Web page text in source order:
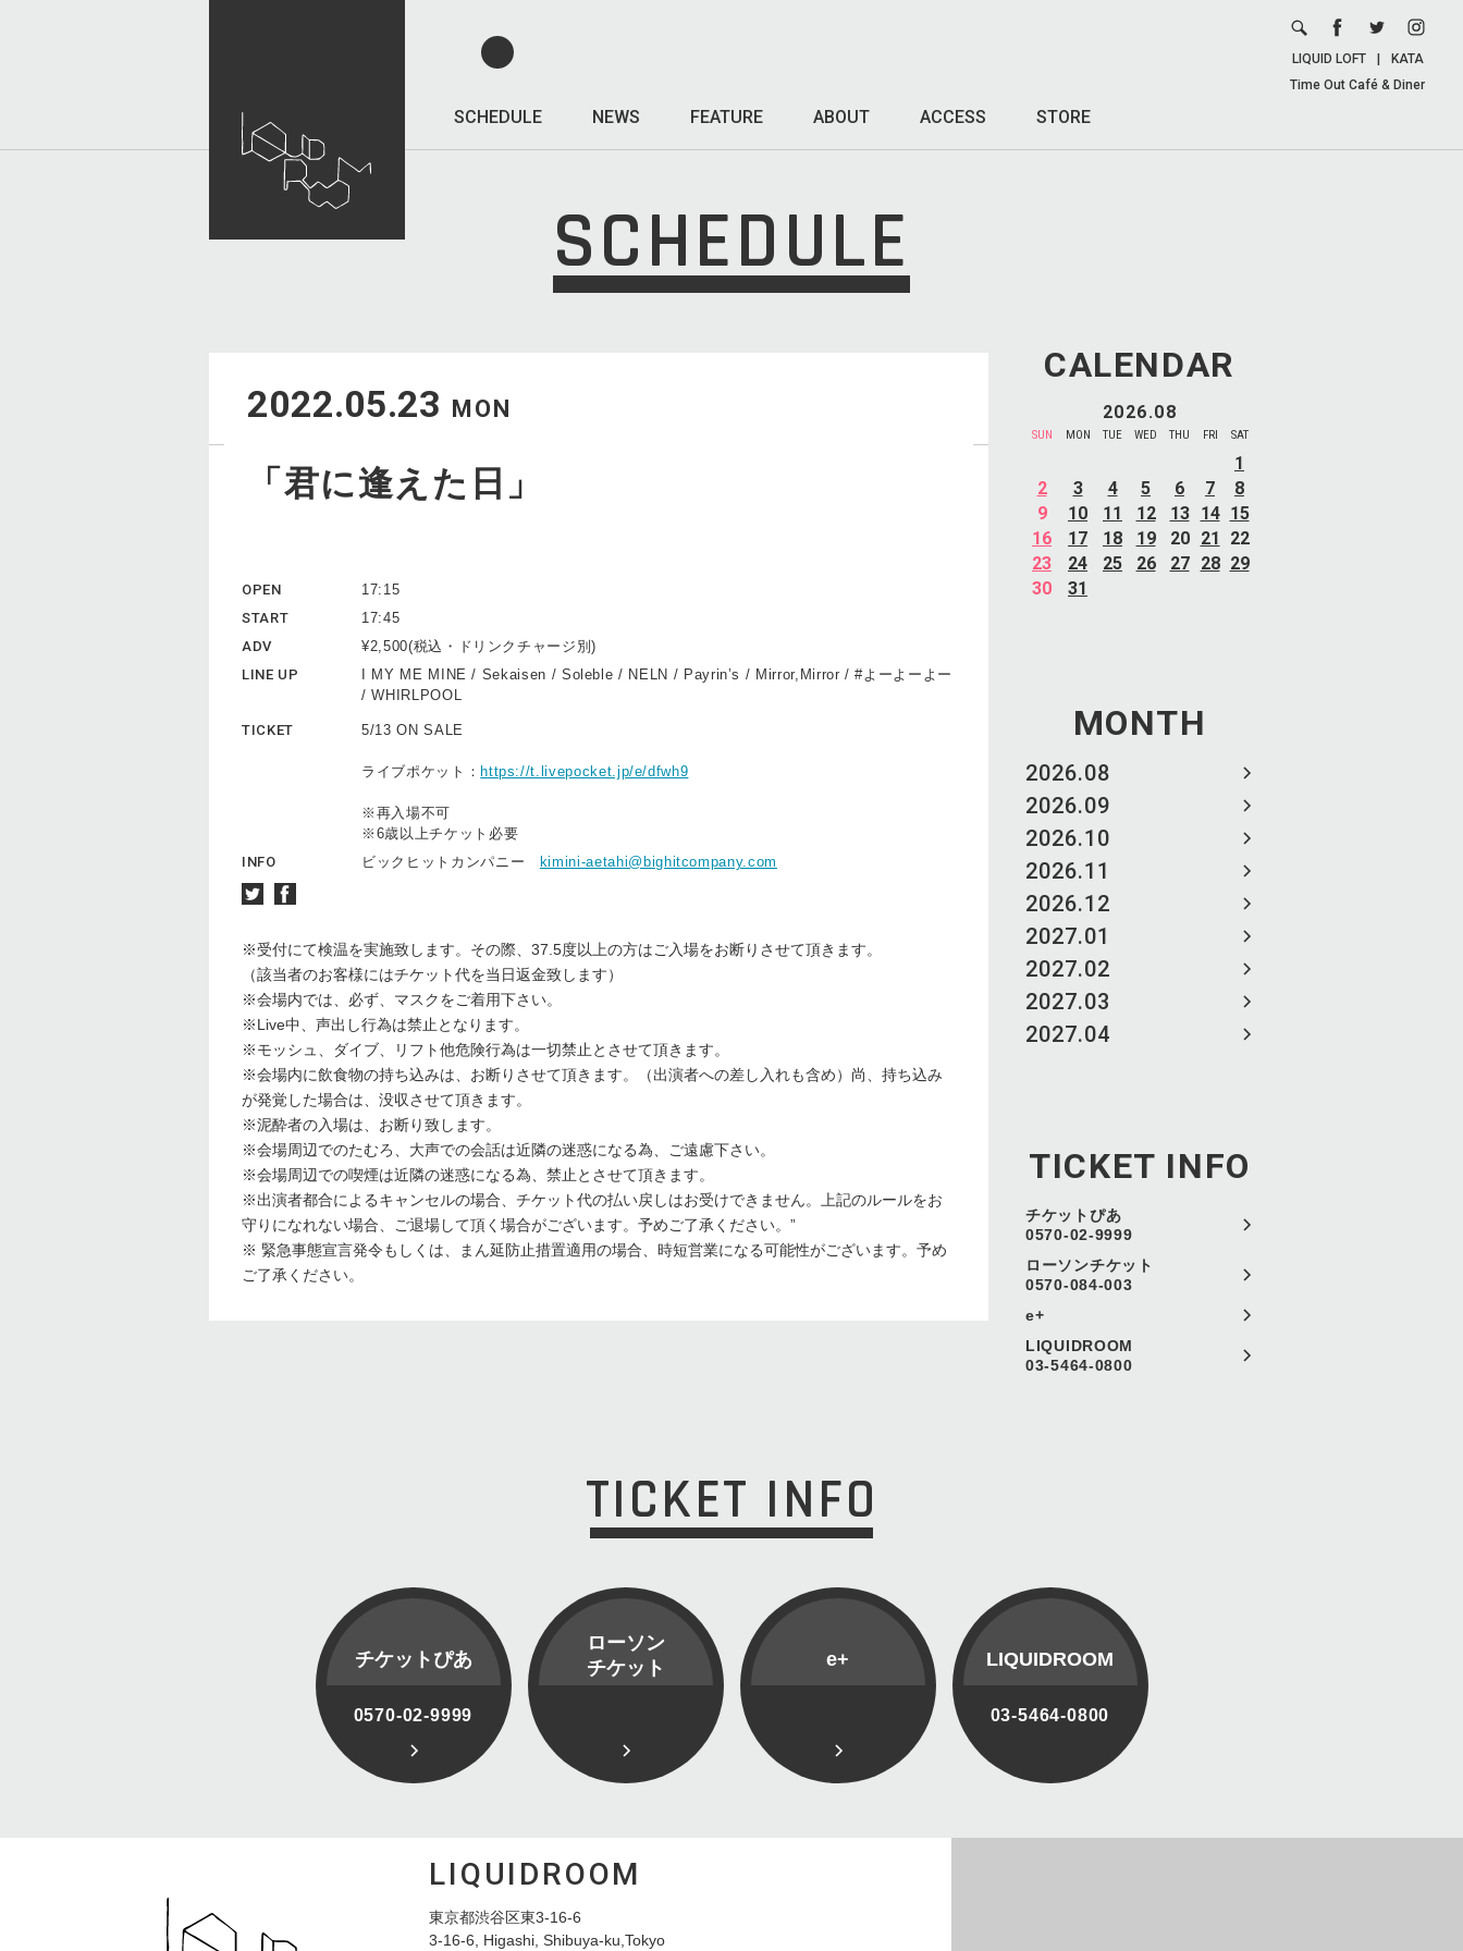
SCHEDULE NEWS FEATURE ABOUT ACCESS STORE
LIQUID LOFT
KATA
Time Out Café & Diner
SCHEDULE
CALENDAR
2026.08
SUN MON TUE WED THU FRI SAT
1
2
3 4 5 6 7
8
9
10 11 12 13 14 15
16
17 18 19 20 21
22
23
24 25 26 27 28 29
30
31
MONTH
2026.08
2026.09
2026.10
2026.11
2026.12
2027.01
2027.02
2027.03
2027.04
TICKET INFO
チケットぴあ
0570-02-9999
ローソンチケット
0570-084-003
e+
LIQUIDROOM
03-5464-0800
2022.05.23 MON
「君に逢えた日」
OPEN
17:15
START
17:45
ADV
¥2,500(税込・ドリンクチャージ別)
LINE UP
I MY ME MINE / Sekaisen / Soleble / NELN / Payrin’s / Mirror,Mirror / #よーよーよー
/ WHIRLPOOL
TICKET 5/13 ON SALE
ライブポケット： https://t.livepocket.jp/e/dfwh9
※再入場不可
※6歳以上チケット必要
INFO
ビックヒットカンパニー kimini-aetahi@bighitcompany.com
※受付にて検温を実施致します。その際、37.5度以上の方はご入場をお断りさせて頂きます。
（該当者のお客様にはチケット代を当日返金致します）
※会場内では、必ず、マスクをご着用下さい。
※Live中、声出し行為は禁止となります。
※モッシュ、ダイブ、リフト他危険行為は一切禁止とさせて頂きます。
※会場内に飲食物の持ち込みは、お断りさせて頂きます。（出演者への差し入れも含め）尚、持ち込み
が発覚した場合は、没収させて頂きます。
※泥酔者の入場は、お断り致します。
※会場周辺でのたむろ、大声での会話は近隣の迷惑になる為、ご遠慮下さい。
※会場周辺での喫煙は近隣の迷惑になる為、禁止とさせて頂きます。
※出演者都合によるキャンセルの場合、チケット代の払い戻しはお受けできません。上記のルールをお
守りになれない場合、ご退場して頂く場合がございます。予めご了承ください。”
※ 緊急事態宣言発令もしくは、まん延防止措置適用の場合、時短営業になる可能性がございます。予め
ご了承ください。
TICKET INFO
チケットぴあ
0570-02-9999
ローソン
チケット
e+ LIQUIDROOM
03-5464-0800
LIQUIDROOM
東京都渋谷区東3-16-6
3-16-6, Higashi, Shibuya-ku,Tokyo